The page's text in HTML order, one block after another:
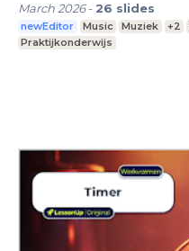
March 2026- 26 slides
newEditor Music Muziek +2
Praktijkonderwijs